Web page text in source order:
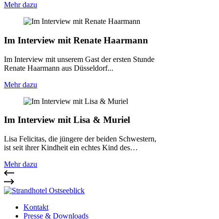
Mehr dazu
Im Interview mit Renate Haarmann
Im Interview mit unserem Gast der ersten Stunde
Renate Haarmann aus Düsseldorf...
Mehr dazu
Im Interview mit Lisa & Muriel
Lisa Felicitas, die jüngere der beiden Schwestern,
ist seit ihrer Kindheit ein echtes Kind des…
Mehr dazu
Kontakt
Presse & Downloads